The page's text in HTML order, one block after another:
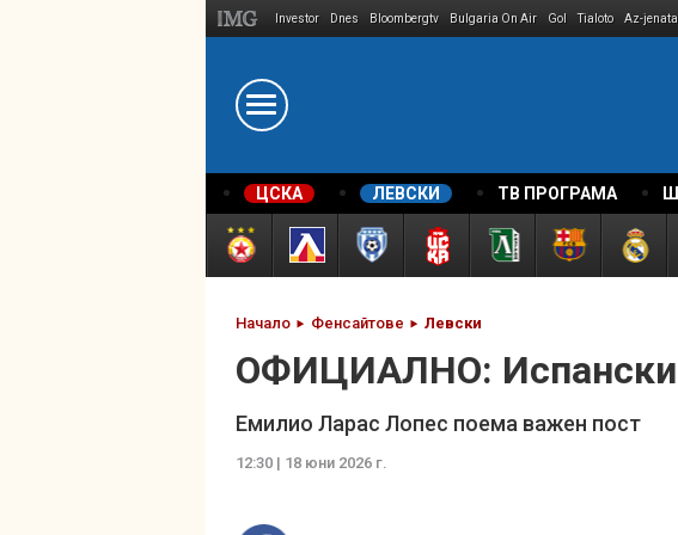
Investor Dnes Bloombergtv Bulgaria On Air Gol Tialoto Az-jenata
ЦСКА ЛЕВСКИ ТВ ПРОГРАМА
Начало Фенсайтове Левски
ОФИЦИАЛНО: Испански
Емилио Ларас Лопес поема важен пост
12:30 | 18 юни 2026 г.